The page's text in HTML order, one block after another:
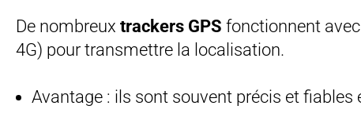
De nombreux trackers GPS fonctionnent
4G) pour transmettre la localisation.
Avantage : ils sont souvent précis et fiables